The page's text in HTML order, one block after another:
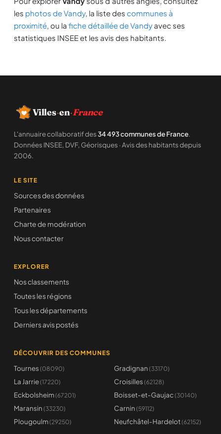
les photos de Vandy, la liste des communes à
proximité, ou la fiche détaillée de Vandy avec ses
statistiques INSEE et les avis des habitants.
Villes·en·France
L'annuaire collaboratif des34 493 communes de France.
Données INSEE, DVF, Géorisques · Avis des habitants depuis
2006.
LE SITE
Sources des données
Partenaires
Charte de modération
Nous contacter
EXPLORER
Nos classements
Toutes les régions
Tous les départements
Derniers avis postés
DÉCOUVRIR DES COMMUNES
Tournes (08090) Gradignan (33170)
La Jarrie(17220) Croisilles (62128)
Eckbolsheim(67201) Boisset-et-Gaujac (30140)
Maransin (33230) Carnin (59112)
Plougoulm(29250) Neufchâtel-Hardelot(62152)